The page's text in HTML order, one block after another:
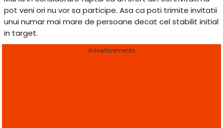
pot veni ori nu vor sa participe. Asa ca poti trimite invitatii
unui numar mai mare de persoane decat cel stabilit initial
in target.
Advertisements